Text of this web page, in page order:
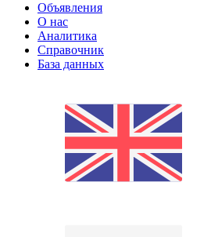
Объявления
О нас
Аналитика
Справочник
База данных